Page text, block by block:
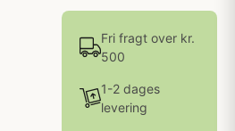
Fri fragt over kr.
500
1-2 dages
levering